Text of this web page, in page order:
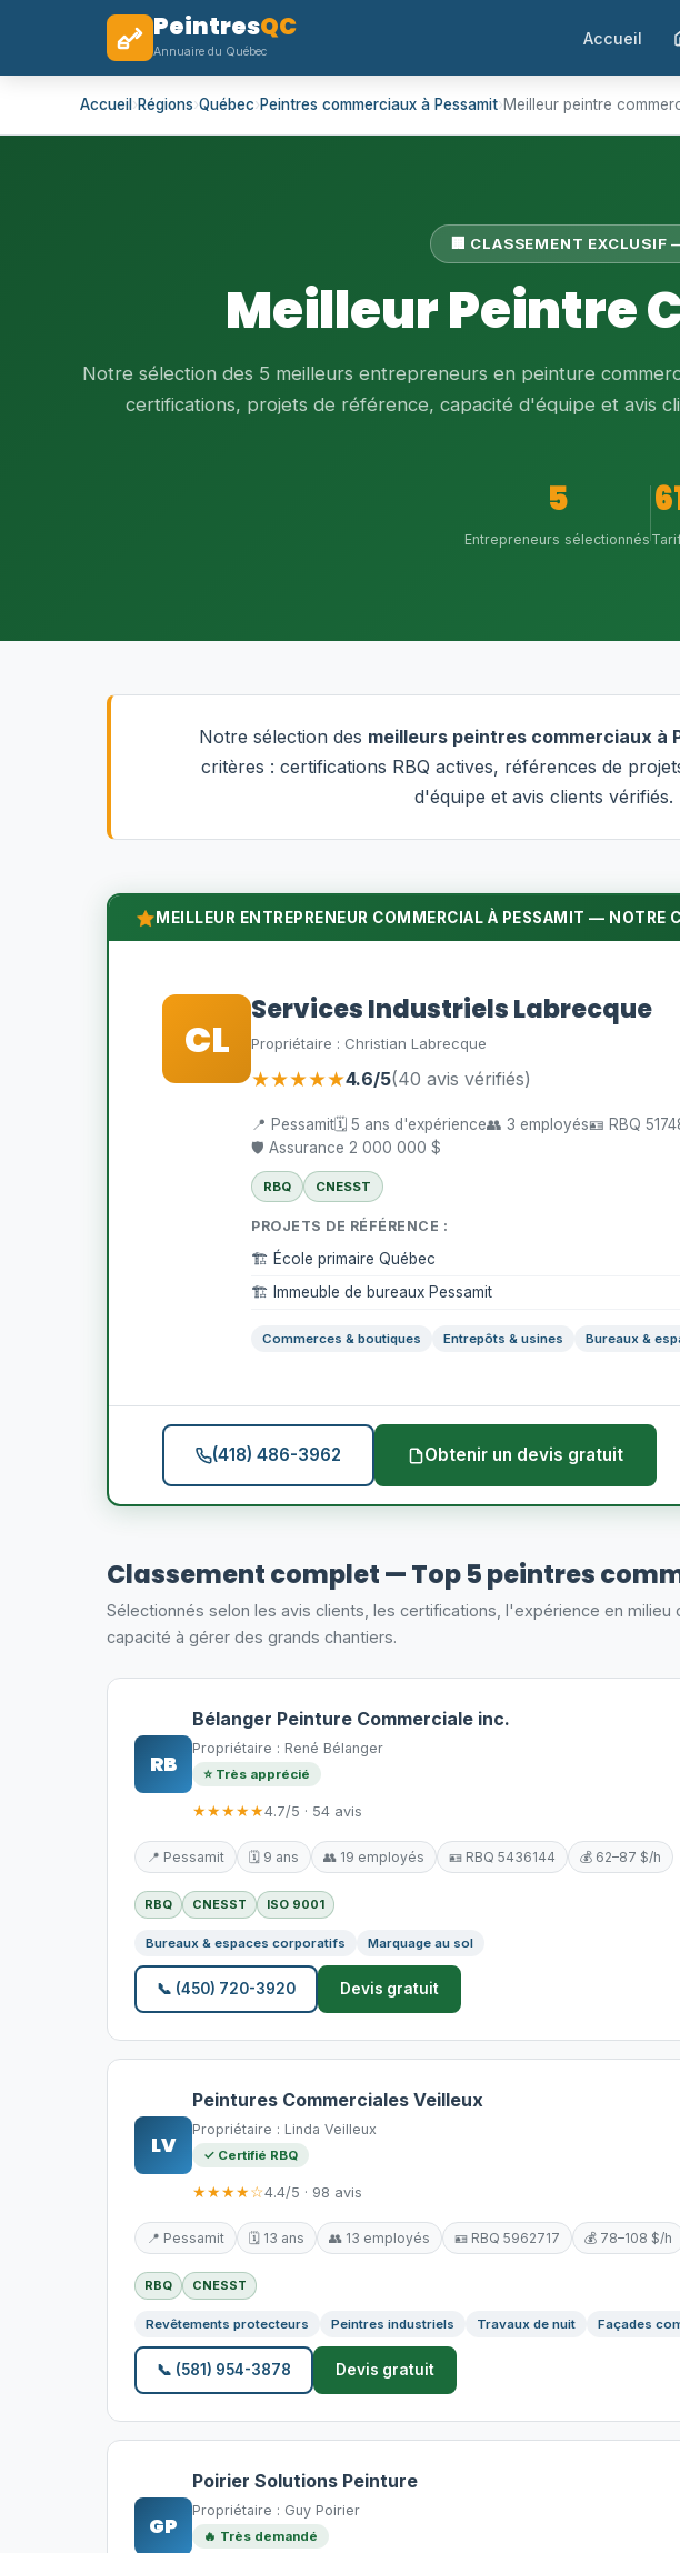
PeintresQC
Annuaire du Québec
Accueil
Accueil ›Régions›Québec›Peintres commerciaux à Pessamit›Meilleur peintre
🏢 CLASSEMENT
Meilleur Peintre
Notre sélection des 5 meilleurs entrepreneurs en peinture
certifications, projets de référence, capacité d'équipe et avis
5
Entrepreneurs sélectionnés
Notre sélection des meilleurs peintres commerciaux à
critères : certifications RBQ actives, références de
d'équipe et avis clients vérifiés.
MEILLEUR ENTREPRENEUR COMMERCIAL À PESSAMIT — NOTRE
CL
Services Industriels Labrecque
Propriétaire : Christian Labrecque
★★★★★4.6/5(40 avis vérifiés)
📍 Pessamit🗓️ 5 ans d'expérience👥 3 employés🪪 RBQ
🛡️ Assurance 2 000 000 $
RBQ CNESST
PROJETS DE RÉFÉRENCE :
🏗️ École primaire Québec
🏗️ Immeuble de bureaux Pessamit
Commerces & boutiques Entrepôts & usines Bureaux &
(418) 486-3962 Obtenir un devis gratuit
Classement complet — Top 5 peintres
Sélectionnés selon les avis clients, les certifications, l'expérience en milieu
capacité à gérer des grands chantiers.
RB
Bélanger Peinture Commerciale inc.
Propriétaire : René Bélanger
⭐ Très apprécié
★★★★★4.7/5 · 54 avis
📍 Pessamit 🗓️ 9 ans 👥 19 employés 🪪 RBQ 5436144 💰 62–87 $/h
RBQ CNESST ISO 9001
Bureaux & espaces corporatifs Marquage au sol
📞 (450) 720-3920 Devis gratuit
LV
Peintures Commerciales Veilleux
Propriétaire : Linda Veilleux
✓ Certifié RBQ
★★★★☆4.4/5 · 98 avis
📍 Pessamit 🗓️ 13 ans 👥 13 employés 🪪 RBQ 5962717 💰 78–108 $/h
RBQ CNESST
Revêtements protecteurs Peintres industriels Travaux de nuit Façades
📞 (581) 954-3878 Devis gratuit
GP
Poirier Solutions Peinture
Propriétaire : Guy Poirier
🔥 Très demandé